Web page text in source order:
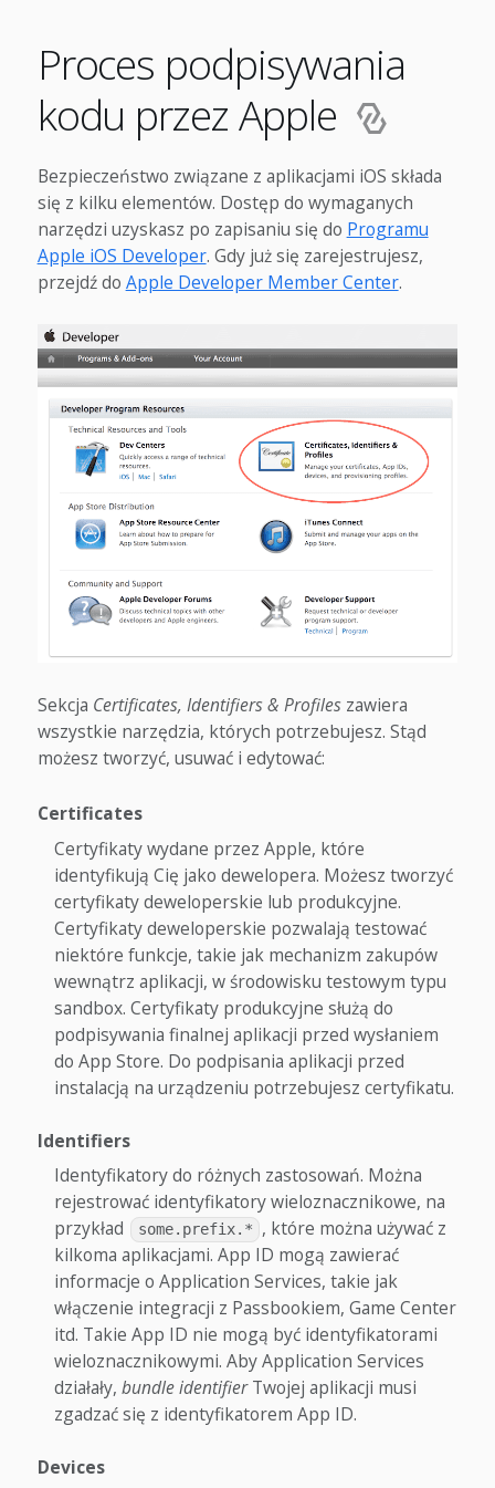
Proces podpisywania
kodu przez Apple
Bezpieczeństwo związane z aplikacjami iOS składa
się z kilku elementów. Dostęp do wymaganych
narzędzi uzyskasz po zapisaniu się do Programu
Apple iOS Developer. Gdy już się zarejestrujesz,
przejdź do Apple Developer Member Center.
Sekcja Certificates, Identifiers & Profileszawiera
wszystkie narzędzia, których potrzebujesz. Stąd
możesz tworzyć, usuwać i edytować:
Certificates
Certyfikaty wydane przez Apple, które
identyfikują Cię jako dewelopera. Możesz tworzyć
certyfikaty deweloperskie lub produkcyjne.
Certyfikaty deweloperskie pozwalają testować
niektóre funkcje, takie jak mechanizm zakupów
wewnątrz aplikacji, w środowisku testowym typu
sandbox. Certyfikaty produkcyjne służą do
podpisywania finalnej aplikacji przed wysłaniem
do App Store. Do podpisania aplikacji przed
instalacją na urządzeniu potrzebujesz certyfikatu.
Identifiers
Identyfikatory do różnych zastosowań. Można
rejestrować identyfikatory wieloznacznikowe, na
przykład
some.prefix.*
, które można używać z
kilkoma aplikacjami. App ID mogą zawierać
informacje o Application Services, takie jak
włączenie integracji z Passbookiem, Game Center
itd. Takie App ID nie mogą być identyfikatorami
wieloznacznikowymi. Aby Application Services
działały,bundle identifierTwojej aplikacji musi
zgadzać się z identyfikatorem App ID.
Devices